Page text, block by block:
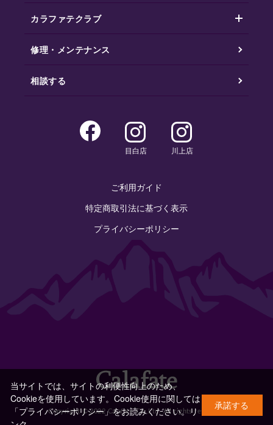
カラファテクラブ
修理・メンテナンス
相談する
目白店 川上店
ご利用ガイド
特定商取引法に基づく表示
プライバシーポリシー
Copyright © 2022 Calafate Co.,Ltd. All rights reserved.
当サイトでは、サイトの利便性向上のため、
Cookieを使用しています。Cookie使用に関しては
「プライバシーポリシー」をお読みください。リ
承諾する